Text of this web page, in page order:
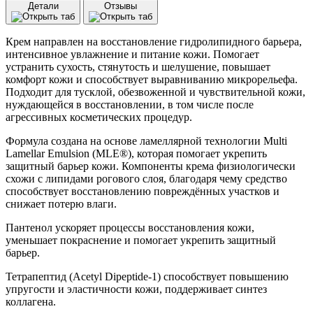
Детали Отзывы
Крем направлен на восстановление гидролипидного барьера,
интенсивное увлажнение и питание кожи. Помогает
устранить сухость, стянутость и шелушение, повышает
комфорт кожи и способствует выравниванию микрорельефа.
Подходит для тусклой, обезвоженной и чувствительной кожи,
нуждающейся в восстановлении, в том числе после
агрессивных косметических процедур.
Формула создана на основе ламеллярной технологии Multi
Lamellar Emulsion (MLE®), которая помогает укрепить
защитный барьер кожи. Компоненты крема физиологически
схожи с липидами рогового слоя, благодаря чему средство
способствует восстановлению повреждённых участков и
снижает потерю влаги.
Пантенол ускоряет процессы восстановления кожи,
уменьшает покраснение и помогает укрепить защитный
барьер.
Тетрапептид (Acetyl Dipeptide-1) способствует повышению
упругости и эластичности кожи, поддерживает синтез
коллагена.